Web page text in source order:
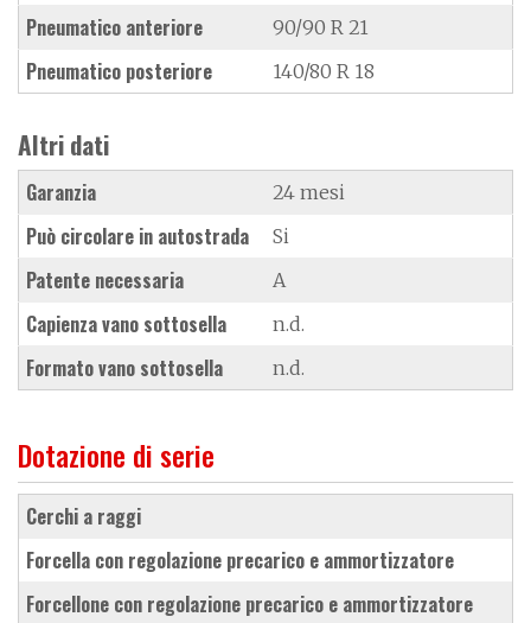
Pneumatico anteriore 90/90 R 21
Pneumatico posteriore 140/80 R 18
Altri dati
Garanzia 24 mesi
Può circolare in autostrada Si
Patente necessaria A
Capienza vano sottosella n.d.
Formato vano sottosella n.d.
Dotazione di serie
cerchi a raggi
forcella con regolazione precarico e ammortizzatore
forcellone con regolazione precarico e ammortizzatore